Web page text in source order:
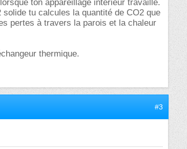
ton appareillage intérieur travaille.
tu calcules la quantité de CO2 que
pertes à travers la parois et la chaleur
thermique.
#3